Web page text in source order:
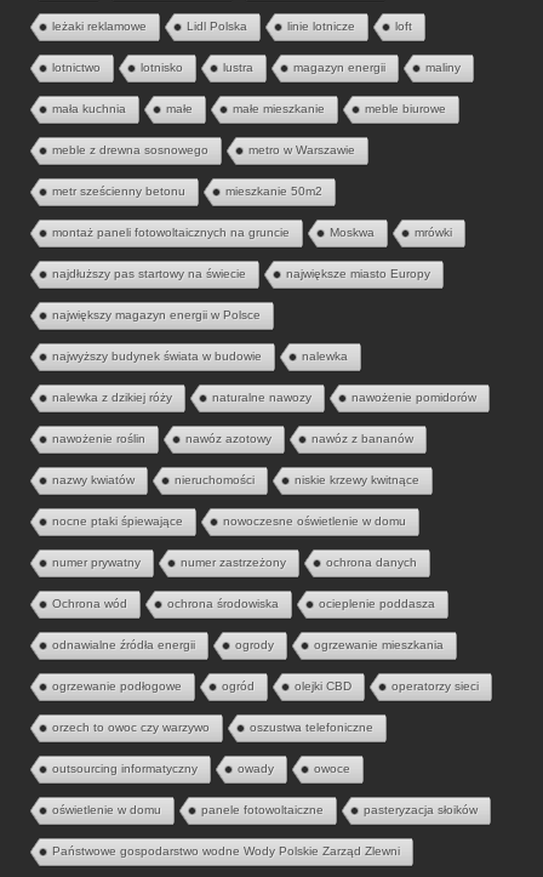
leżaki reklamowe Lidl Polska linie lotnicze loft
lotnictwo lotnisko lustra magazyn energii maliny
mała kuchnia małe małe mieszkanie meble biurowe
meble z drewna sosnowego metro w Warszawie
metr sześcienny betonu mieszkanie 50m2
montaż paneli fotowoltaicznych na gruncie Moskwa mrówki
najdłuższy pas startowy na świecie największe miasto Europy
największy magazyn energii w Polsce
najwyższy budynek świata w budowie nalewka
nalewka z dzikiej róży naturalne nawozy nawożenie pomidorów
nawożenie roślin nawóz azotowy nawóz z bananów
nazwy kwiatów nieruchomości niskie krzewy kwitnące
nocne ptaki śpiewające nowoczesne oświetlenie w domu
numer prywatny numer zastrzeżony ochrona danych
Ochrona wód ochrona środowiska ocieplenie poddasza
odnawialne źródła energii ogrody ogrzewanie mieszkania
ogrzewanie podłogowe ogród olejki CBD operatorzy sieci
orzech to owoc czy warzywo oszustwa telefoniczne
outsourcing informatyczny owady owoce
oświetlenie w domu panele fotowoltaiczne pasteryzacja słoików
Państwowe gospodarstwo wodne Wody Polskie Zarząd Zlewni